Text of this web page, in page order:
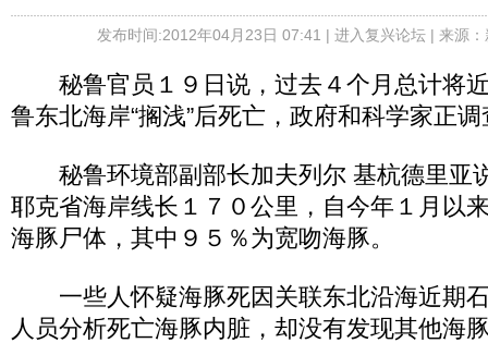
发布时间:2012年04月23日 07:41 | 进入复兴论坛| 来源
秘鲁官员１９日说，过去４个月总计将
鲁东北海岸“搁浅”后死亡，政府和科学家正
秘鲁环境部副部长加夫列尔 基杭德里亚
耶克省海岸线长１７０公里，自今年１月以
海豚尸体，其中９５％为宽吻海豚。
一些人怀疑海豚死因关联东北沿海近期
人员分析死亡海豚内脏，却没有发现其他海